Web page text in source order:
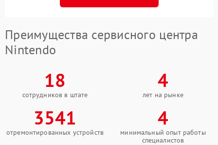
Преимущества сервисного центра
Nintendo
18
сотрудников в штате
4
лет на рынке
3541
отремонтированных устройств
4
минимальный опыт работы
специалистов